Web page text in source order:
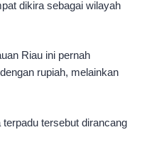
dikira sebagai wilayah
Riau ini pernah
rupiah, melainkan
tersebut dirancang